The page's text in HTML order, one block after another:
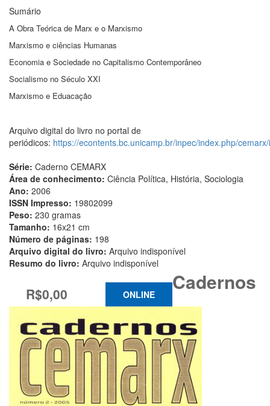
Sumário
A Obra Teórica de Marx e o Marxismo
Marxismo e ciências Humanas
Economia e Sociedade no Capitalismo Contemporâneo
Socialismo no Século XXI
Marxismo e Eduacação
Arquivo digital do livro no portal de
periódicos: https://econtents.bc.unicamp.br/inpec/index.php/
Série: Caderno CEMARX
Área de conhecimento: Ciência Política, História, Sociologia
Ano: 2006
ISSN Impresso: 19802099
Peso: 230 gramas
Tamanho: 16x21 cm
Número de páginas: 198
Arquivo digital do livro: Arquivo indisponível
Resumo do livro: Arquivo indisponível
R$0,00 ONLINE Cadernos